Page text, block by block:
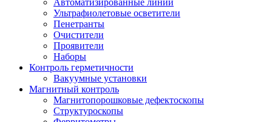
Ультрафиолетовые осветители
Пенетранты
Очистители
Проявители
Наборы
Контроль герметичности
Вакуумные установки
Магнитный контроль
Магнитопорошковые дефектоскопы
Структуроскопы